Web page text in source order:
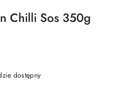
Chilli Sos 350g
dostępny